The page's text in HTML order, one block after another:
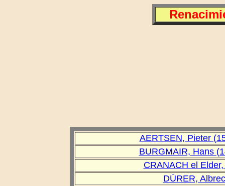
AERTSEN, Pieter
BURGMAIR, Hans
CRANACH el
DÜRER,